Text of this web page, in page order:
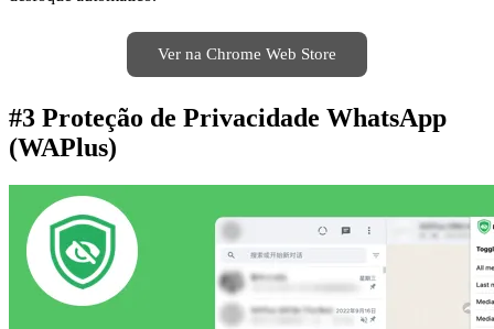
Ver na Chrome Web Store
#3 Proteção de Privacidade WhatsApp
(WAPlus)